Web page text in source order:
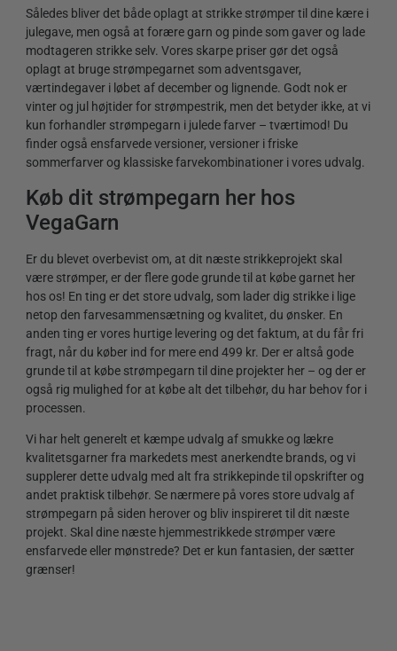
Således bliver det både oplagt at strikke strømper til dine kære i
julegave, men også at forære garn og pinde som gaver og lade
modtageren strikke selv. Vores skarpe priser gør det også
oplagt at bruge strømpegarnet som adventsgaver,
værtindegaver i løbet af december og lignende. Godt nok er
vinter og jul højtider for strømpestrik, men det betyder ikke, at vi
kun forhandler strømpegarn i julede farver – tværtimod! Du
finder også ensfarvede versioner, versioner i friske
sommerfarver og klassiske farvekombinationer i vores udvalg.
Køb dit strømpegarn her hos
VegaGarn
Er du blevet overbevist om, at dit næste strikkeprojekt skal
være strømper, er der flere gode grunde til at købe garnet her
hos os! En ting er det store udvalg, som lader dig strikke i lige
netop den farvesammensætning og kvalitet, du ønsker. En
anden ting er vores hurtige levering og det faktum, at du får fri
fragt, når du køber ind for mere end 499 kr. Der er altså gode
grunde til at købe strømpegarn til dine projekter her – og der er
også rig mulighed for at købe alt det tilbehør, du har behov for i
processen.
Vi har helt generelt et kæmpe udvalg af smukke og lækre
kvalitetsgarner fra markedets mest anerkendte brands, og vi
supplerer dette udvalg med alt fra strikkepinde til opskrifter og
andet praktisk tilbehør. Se nærmere på vores store udvalg af
strømpegarn på siden herover og bliv inspireret til dit næste
projekt. Skal dine næste hjemmestrikkede strømper være
ensfarvede eller mønstrede? Det er kun fantasien, der sætter
grænser!